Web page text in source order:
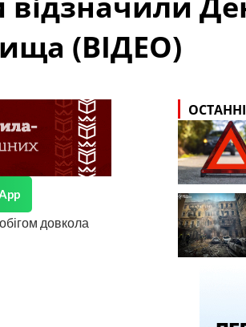
(ВІДЕО)
довкола